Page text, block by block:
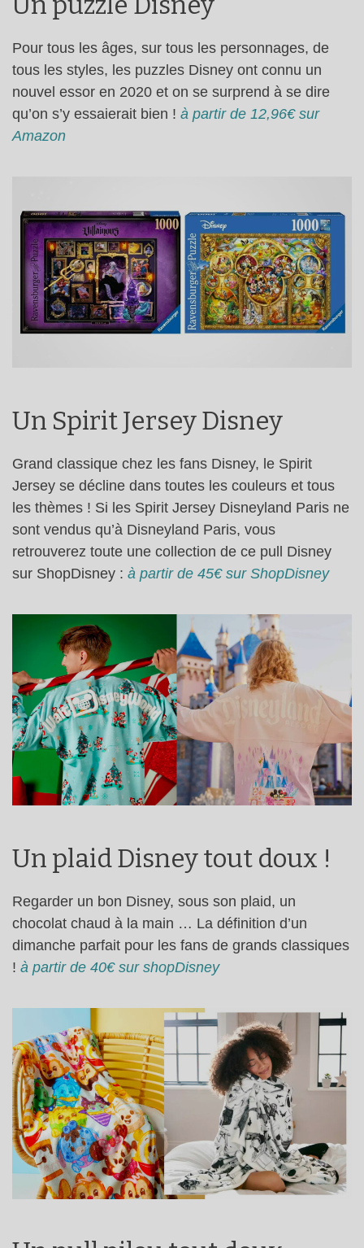
Pour tous les âges, sur tous les personnages, de
tous les styles, les puzzles Disney ont connu un
nouvel essor en 2020 et on se surprend à se dire
qu’on s’y essaierait bien ! à partir de 12,96€ sur
Amazon
Un Spirit Jersey Disney
Grand classique chez les fans Disney, le Spirit
Jersey se décline dans toutes les couleurs et tous
les thèmes ! Si les Spirit Jersey Disneyland Paris ne
sont vendus qu’à Disneyland Paris, vous
retrouverez toute une collection de ce pull Disney
sur ShopDisney : à partir de 45€ sur ShopDisney
Un plaid Disney tout doux !
Regarder un bon Disney, sous son plaid, un
chocolat chaud à la main … La définition d’un
dimanche parfait pour les fans de grands classiques
! à partir de 40€ sur shopDisney